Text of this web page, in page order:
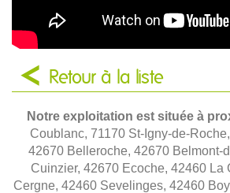
Retour à la liste
Notre exploitation est située à
Coublanc, 71170 St-Igny-de-
42670 Belleroche, 42670 Belmont-
Cuinzier, 42670 Ecoche, 42460 La
Cergne, 42460 Sevelinges, 42460